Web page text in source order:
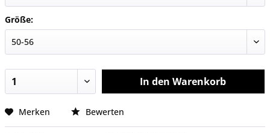
Größe:
In den Warenkorb
Merken Bewerten